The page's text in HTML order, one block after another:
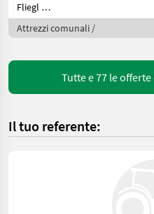
Fliegl
Kehrb
Attrezzi comunali /
Tutte e 77 le
Il tuo referente: